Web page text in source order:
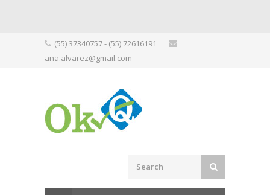
(55) 37340757 - (55) 72616191
ana.alvarez@gmail.com